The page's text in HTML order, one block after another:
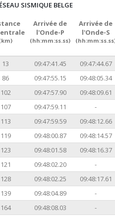
SISMIQUE BELGE
Arrivée de
l'Onde-P
(hh:mm:ss.ss)
Arrivée de
l'Onde-S
13 09:47:41.45
09:47:44.67
86 09:47:55.15
09:48:05.34
102 09:47:57.90
09:48:09.61
107 09:47:59.11
-
113 09:47:59.59
09:48:12.66
119 09:48:00.87
09:48:14.57
123 09:48:01.58
09:48:16.37
121 09:48:02.20
-
128 09:48:02.25
09:48:17.61
139 09:48:04.89
-
164 09:48:08.03
-